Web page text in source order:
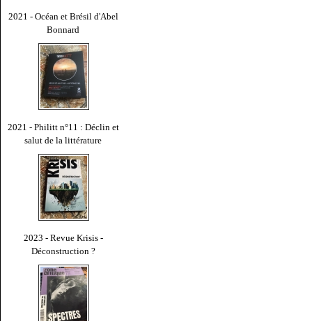
2021 - Océan et Brésil d'Abel
Bonnard
2021 - Philitt n°11 : Déclin et
salut de la littérature
2023 - Revue Krisis -
Déconstruction ?